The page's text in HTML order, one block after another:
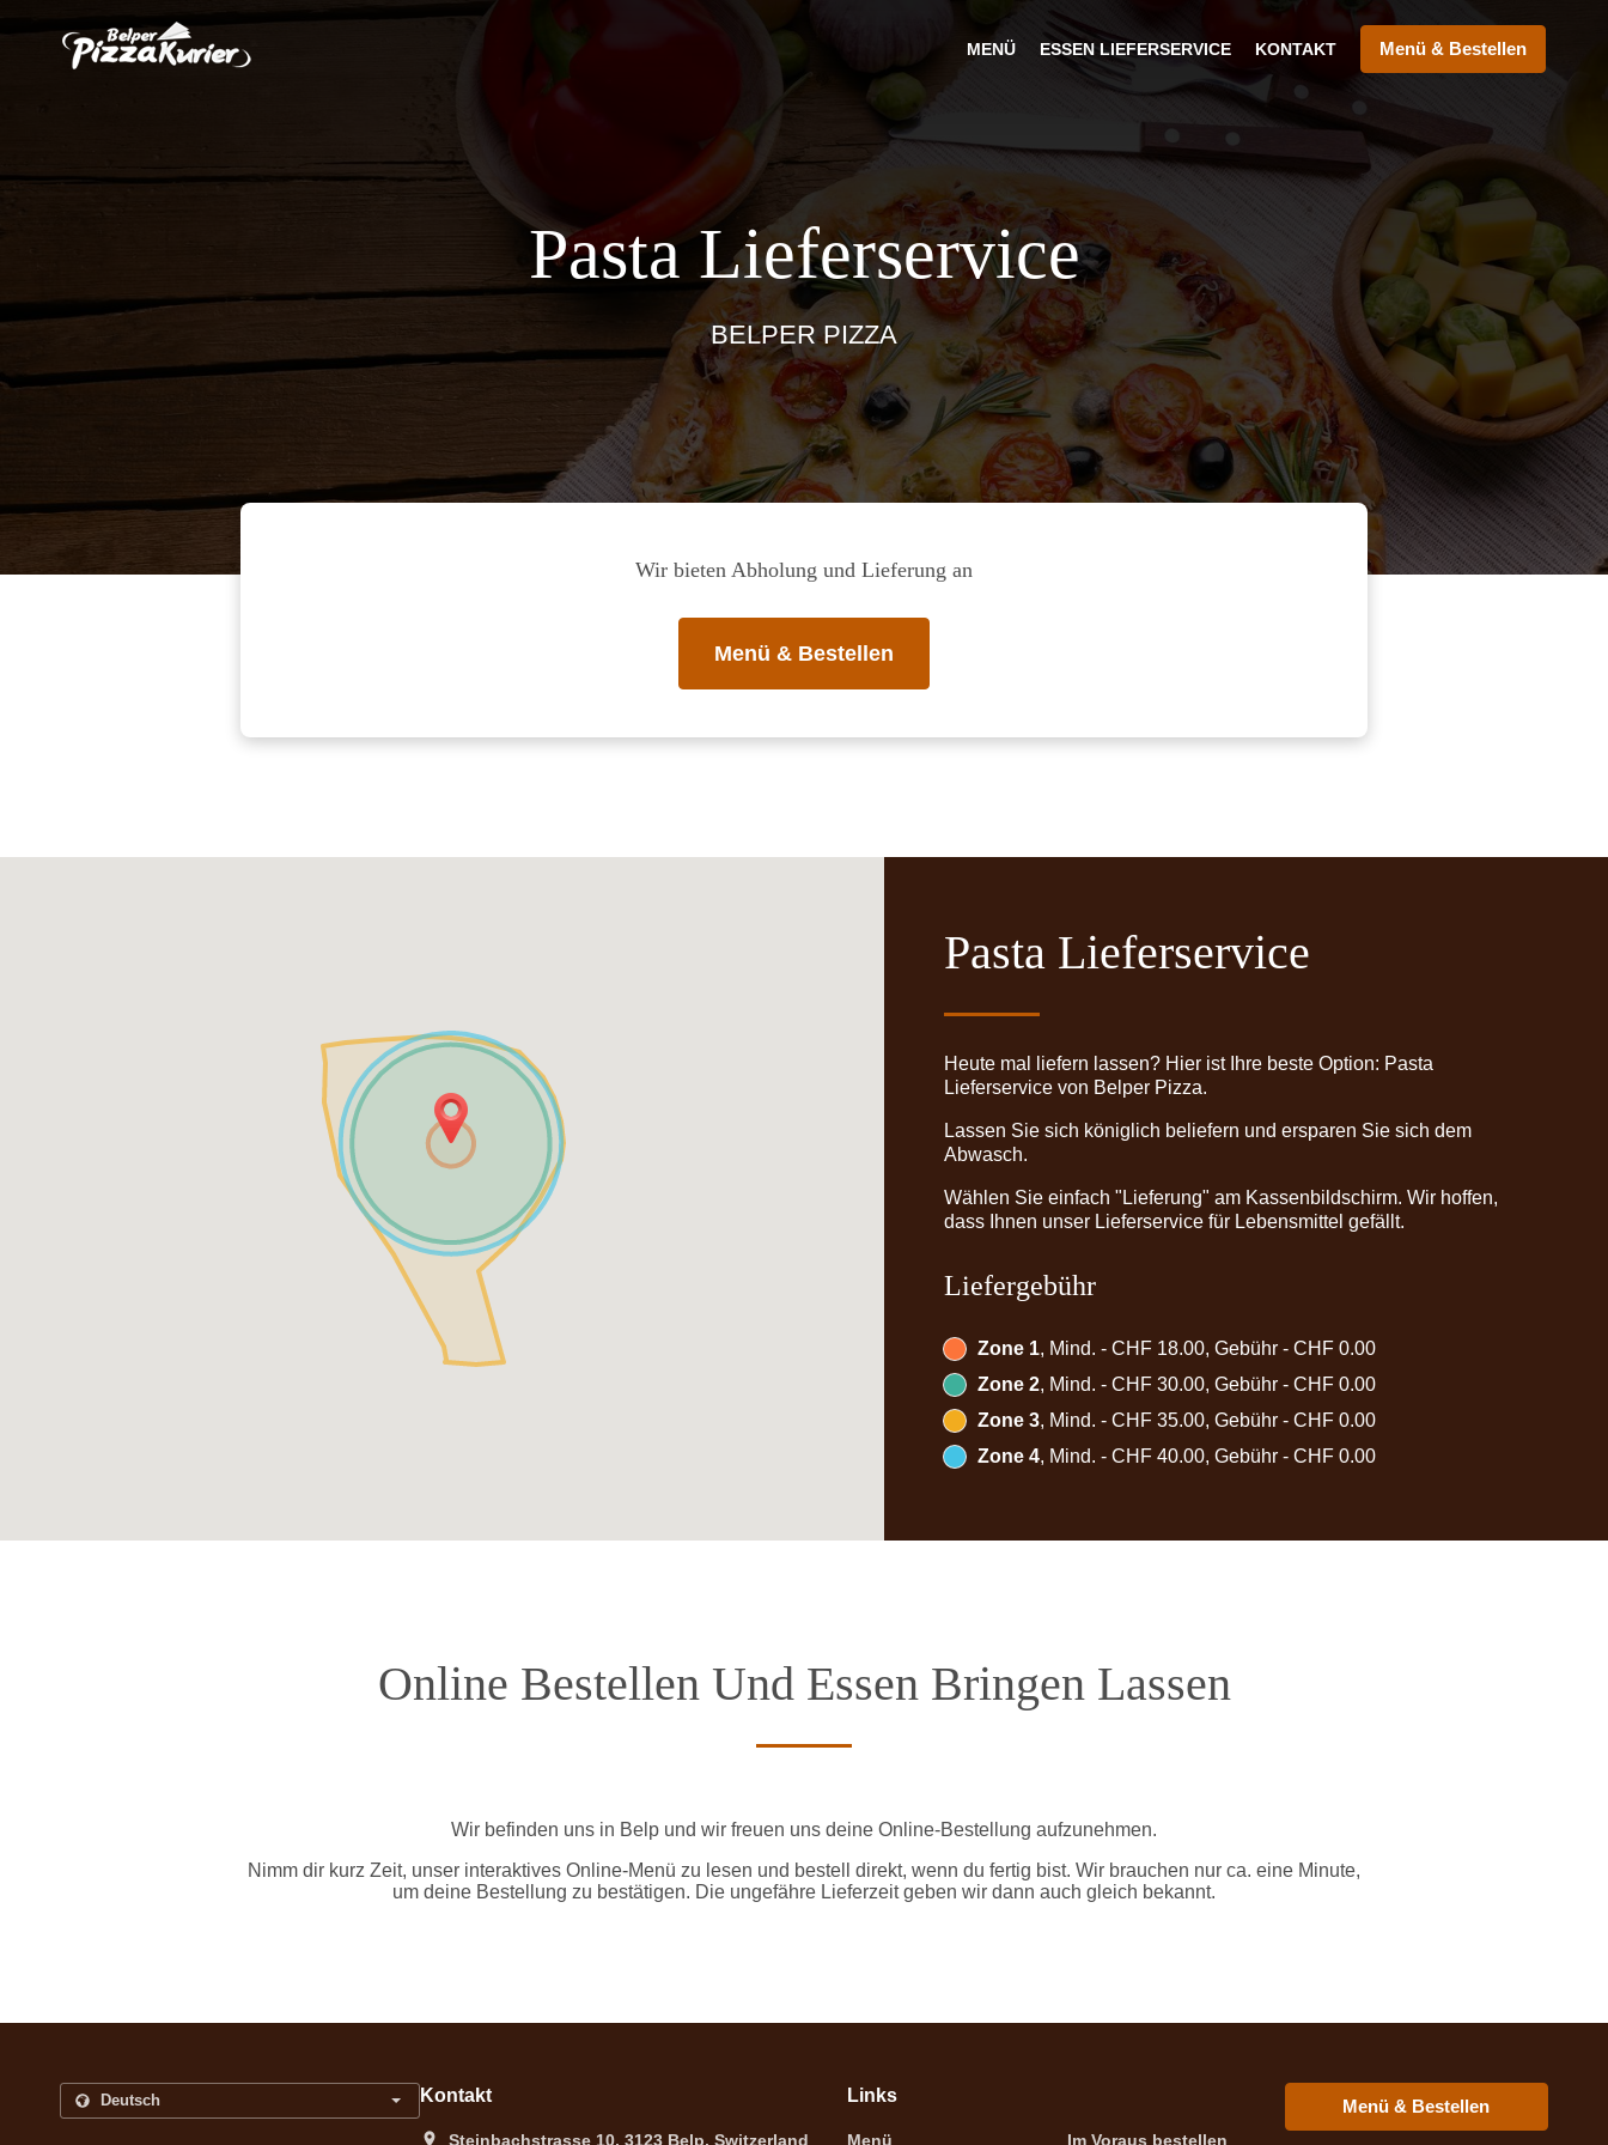
MENÜ ESSEN LIEFERSERVICE KONTAKT Menü & Bestellen
Pasta Lieferservice
BELPER PIZZA
Wir bieten Abholung und Lieferung an
Menü & Bestellen
Pasta Lieferservice
Heute mal liefern lassen? Hier ist Ihre beste Option: Pasta
Lieferservice von Belper Pizza.
Lassen Sie sich königlich beliefern und ersparen Sie sich dem
Abwasch.
Wählen Sie einfach "Lieferung" am Kassenbildschirm. Wir hoffen,
dass Ihnen unser Lieferservice für Lebensmittel gefällt.
Liefergebühr
Zone 1, Mind. - CHF 18.00, Gebühr - CHF 0.00
Zone 2, Mind. - CHF 30.00, Gebühr - CHF 0.00
Zone 3, Mind. - CHF 35.00, Gebühr - CHF 0.00
Zone 4, Mind. - CHF 40.00, Gebühr - CHF 0.00
Online Bestellen Und Essen Bringen Lassen
Wir befinden uns in Belp und wir freuen uns deine Online-Bestellung aufzunehmen.
Nimm dir kurz Zeit, unser interaktives Online-Menü zu lesen und bestell direkt, wenn du fertig bist. Wir brauchen nur ca. eine Minute,
um deine Bestellung zu bestätigen. Die ungefähre Lieferzeit geben wir dann auch gleich bekannt.
Kontakt
Steinbachstrasse 10, 3123 Belp, Switzerland
Links
Menü Im Voraus bestellen
Menü & Bestellen